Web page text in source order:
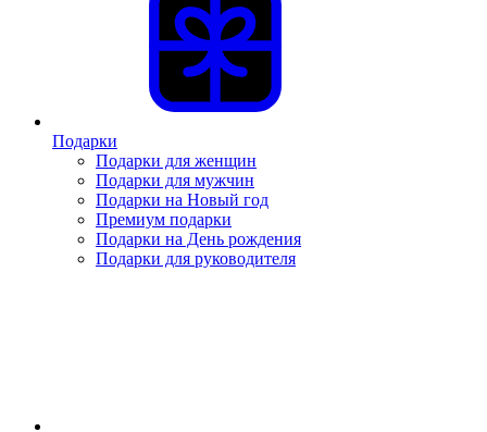
Подарки
Подарки для женщин
Подарки для мужчин
Подарки на Новый год
Премиум подарки
Подарки на День рождения
Подарки для руководителя